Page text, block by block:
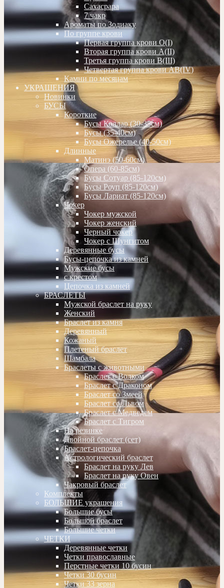
Сахасрара
7 чакр
Ароматы по Зодиаку
По группе крови
Первая группа крови О(I)
Вторая группа крови А(II)
Третья группа крови В(III)
Четвертая группа крови АВ(IV)
Камни по месяцам
УКРАШЕНИЯ
Новинки
БУСЫ
Короткие
Бусы Коллар (30-35см)
Бусы (35-40см)
Бусы Ожерелье (40-50см)
Длинные
Матинэ (50-60см)
Опера (60-85см)
Бусы Сотуар (85-120см)
Бусы Роуп (85-120см)
Бусы Лариат (85-120см)
Чокер
Чокер мужской
Чокер женский
Черный чокер
Чокер с Шунгитом
Деревянные бусы
Бусы-цепочка из камней
Мужские бусы
с крестом
Цепочка из камней
БРАСЛЕТЫ
Мужской браслет на руку
Женский
Браслет из камня
Деревянный
Кожаный
Плетеный браслет
Шамбала
Браслеты с животными
Браслет с Волком
Браслет с Драконом
Браслет со Змеей
Браслет со Львом
Браслет с Медведем
Браслет с Тигром
На резинке
Двойной браслет (сет)
Браслет-цепочка
Астрологический браслет
Браслет на руку Лев
Браслет на руку Овен
Чакровый браслет
Комплекты
БОЛЬШИЕ украшения
Большие бусы
Большой браслет
Большие четки
ЧЕТКИ
Деревянные четки
Четки православные
Перстные четки 10 бусин
Четки 30 бусин
Четки 33 зерна